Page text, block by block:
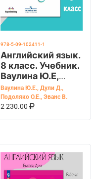
978-5-09-102411-1
Английский язык.
8 класс. Учебник.
Ваулина Ю.Е,
Дули Д.
Ваулина Ю.Е., Дули Д.,
Подоляко О.Е., Эванс В.
2 230.00
В КОРЗИНУ